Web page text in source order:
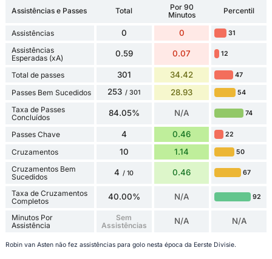
Assistências e Passes Total
Por 90
Minutos
Percentil
Assistências 0 0 31
Assistências
Esperadas (xA)
0.59 0.07 12
Total de passes 301 34.42 47
Passes Bem Sucedidos 253 / 301 28.93 54
Taxa de Passes
Concluídos
84.05% N/A 74
Passes Chave 4 0.46 22
Cruzamentos 10 1.14 50
Cruzamentos Bem
Sucedidos
4 / 10 0.46 67
Taxa de Cruzamentos
Completos
40.00% N/A 92
Minutos Por
Assistência
Sem
Assistências
N/A N/A
Robin van Asten não fez assistências para golo nesta época da Eerste Divisie.